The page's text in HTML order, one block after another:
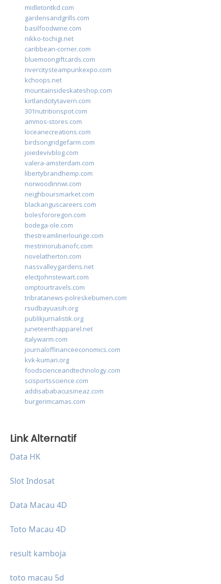
midletontkd.com
gardensandgrills.com
basilfoodwine.com
nikko-tochigi.net
caribbean-corner.com
bluemoongiftcards.com
rivercitysteampunkexpo.com
kchoops.net
mountainsideskateshop.com
kirtlandcitytavern.com
301nutritionspot.com
ammos-stores.com
loceanecreations.com
birdsongridgefarm.com
joiedevivblog.com
valera-amsterdam.com
libertybrandhemp.com
norwoodinnwi.com
neighboursmarket.com
blackanguscareers.com
bolesfororegon.com
bodega-ole.com
thestreamlinerlounge.com
mestrinorubanofc.com
novelatherton.com
nassvalleygardens.net
electjohnstewart.com
omptourtravels.com
tribratanews-polreskebumen.com
rsudbayuasih.org
publikjurnalistik.org
juneteenthapparel.net
italywarm.com
journaloffinanceeconomics.com
kvk-kumari.org
foodscienceandtechnology.com
scisportsscience.com
addisababacuisineaz.com
burgerimcamas.com
Link Alternatif
Data HK
Slot Indosat
Data Macau 4D
Toto Macau 4D
result kamboja
toto macau 5d